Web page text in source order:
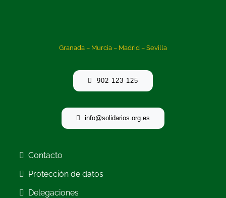
Granada – Murcia – Madrid – Sevilla
902 123 125
info@solidarios.org.es
Contacto
Protección de datos
Delegaciones